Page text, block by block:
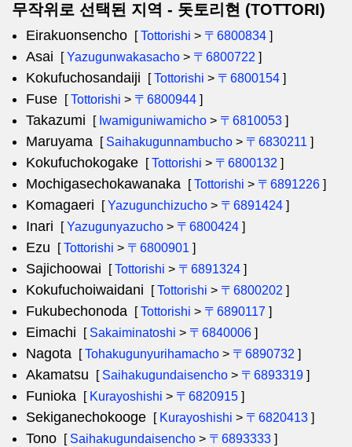
무작위로 선택된 지역 - 돗토리현 (TOTTORI)
Eirakuonsencho [Tottorishi > 〒6800834 ]
Asai [Yazugunwakasacho > 〒6800722 ]
Kokufuchosandaiji [Tottorishi > 〒6800154 ]
Fuse [Tottorishi > 〒6800944 ]
Takazumi [ Iwamiguniwamicho > 〒6810053 ]
Maruyama [ Saihakugunnambucho > 〒6830211 ]
Kokufuchokogake [Tottorishi > 〒6800132 ]
Mochigasechokawanaka [Tottorishi > 〒6891226 ]
Komagaeri [Yazugunchizucho > 〒6891424 ]
Inari [Yazugunyazucho > 〒6800424 ]
Ezu [Tottorishi > 〒6800901 ]
Sajichoowai [Tottorishi > 〒6891324 ]
Kokufuchoiwaidani [Tottorishi > 〒6800202 ]
Fukubechonoda [Tottorishi > 〒6890117 ]
Eimachi [ Sakaiminatoshi > 〒6840006 ]
Nagota [Tohakugunyurihamacho > 〒6890732 ]
Akamatsu [ Saihakugundaisencho > 〒6893319 ]
Funioka [ Kurayoshishi > 〒6820915 ]
Sekiganechokooge [ Kurayoshishi > 〒6820413 ]
Tono [ Saihakugundaisencho > 〒6893333 ]